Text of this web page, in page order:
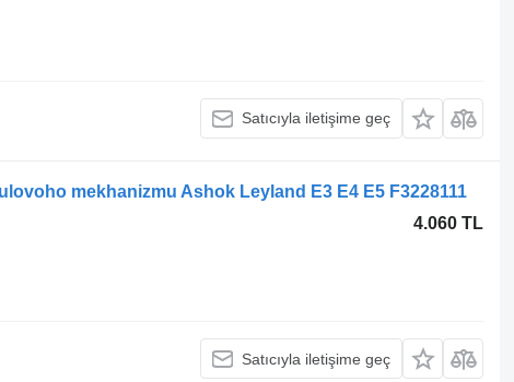
Satıcıyla iletişime geç
mekhanizmu Ashok Leyland E3 E4 E5 F3228111
4.060 TL
Satıcıyla iletişime geç